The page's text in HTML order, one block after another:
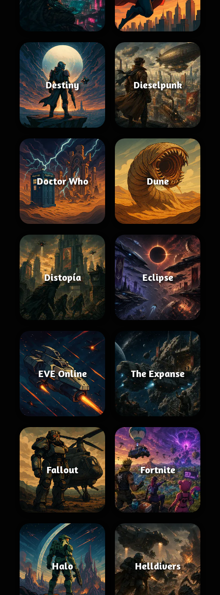
Destiny Dieselpunk
Doctor Who Dune
Distopía Eclipse
EVE Online The Expanse
Fallout Fortnite
Halo Helldivers